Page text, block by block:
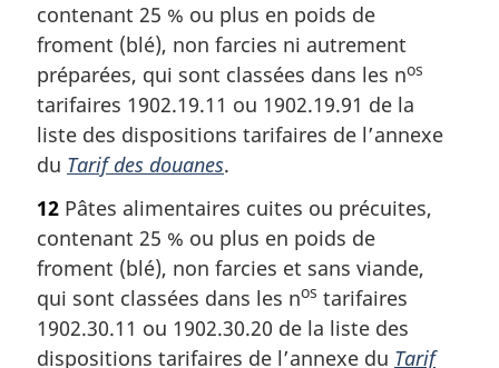
contenant 25 % ou plus en poids de
froment (blé), non farcies ni autrement
préparées, qui sont classées dans les nos
tarifaires 1902.19.11 ou 1902.19.91 de la
liste des dispositions tarifaires de l’annexe
du Tarif des douanes.
12 Pâtes alimentaires cuites ou précuites,
contenant 25 % ou plus en poids de
froment (blé), non farcies et sans viande,
qui sont classées dans les nos tarifaires
1902.30.11 ou 1902.30.20 de la liste des
dispositions tarifaires de l’annexe du Tarif